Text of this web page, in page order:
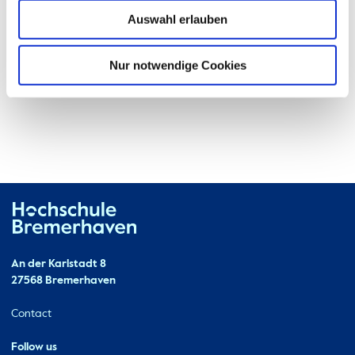
Auswahl erlauben
Nur notwendige Cookies
Contact
An der Karlstadt 8
27568 Bremerhaven
Ressourcen
Contact
Follow us